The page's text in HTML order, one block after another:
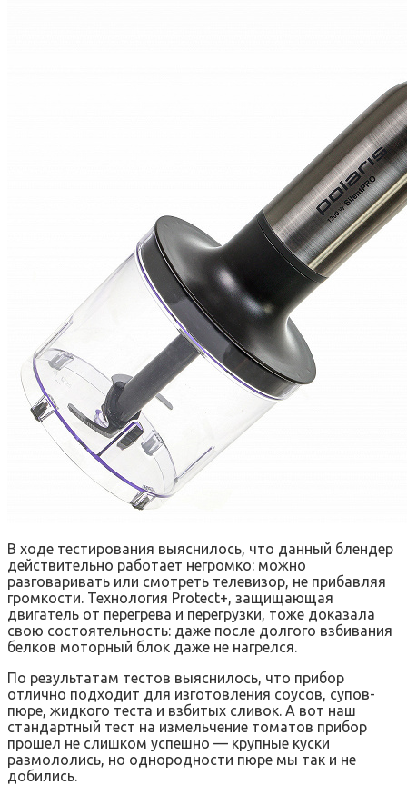
В ходе тестирования выяснилось, что данный блендер
действительно работает негромко: можно
разговаривать или смотреть телевизор, не прибавляя
громкости. Технология Protect+, защищающая
двигатель от перегрева и перегрузки, тоже доказала
свою состоятельность: даже после долгого взбивания
белков моторный блок даже не нагрелся.
По результатам тестов выяснилось, что прибор
отлично подходит для изготовления соусов, супов-
пюре, жидкого теста и взбитых сливок. А вот наш
стандартный тест на измельчение томатов прибор
прошел не слишком успешно — крупные куски
размололись, но однородности пюре мы так и не
добились.